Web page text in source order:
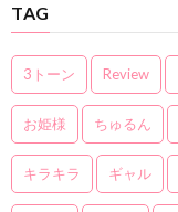
TAG
3トーン Review
お姫様 ちゅるん
キラキラ ギャル